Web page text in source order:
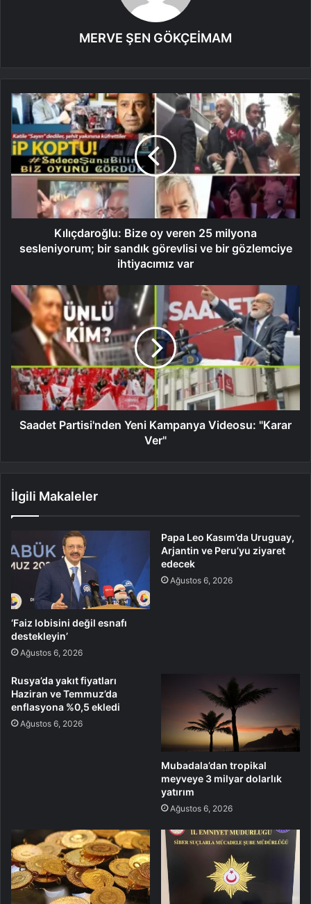
MERVE ŞEN GÖKÇEİMAM
Kılıçdaroğlu: Bize oy veren 25 milyona
sesleniyorum; bir sandık görevlisi ve bir gözlemciye
ihtiyacımız var
Saadet Partisi'nden Yeni Kampanya Videosu: "Karar
Ver"
İlgili Makaleler
‘Faiz lobisini değil esnafı
destekleyin’
Ağustos 6, 2026
Papa Leo Kasım’da Uruguay,
Arjantin ve Peru’yu ziyaret
edecek
Ağustos 6, 2026
Rusya’da yakıt fiyatları
Haziran ve Temmuz’da
enflasyona %0,5 ekledi
Ağustos 6, 2026
Mubadala’dan tropikal
meyveye 3 milyar dolarlık
yatırım
Ağustos 6, 2026